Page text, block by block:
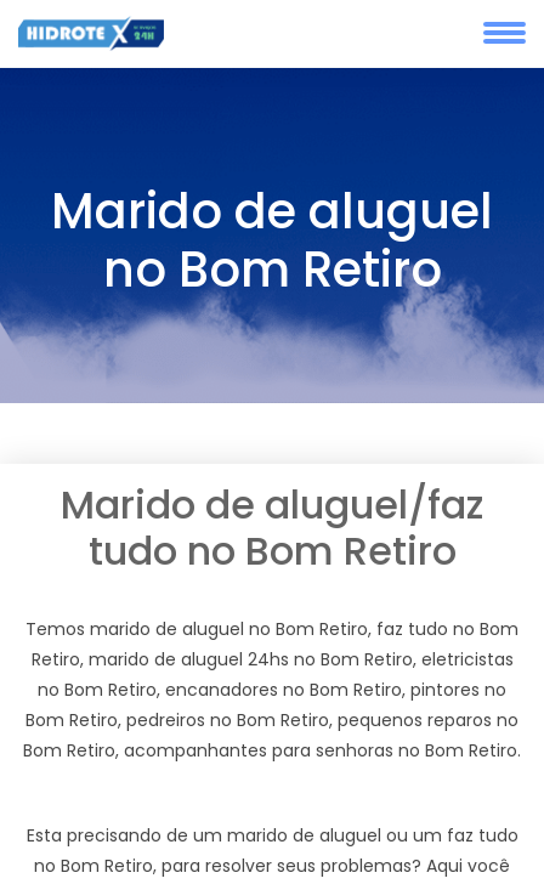
Marido de aluguel
no Bom Retiro
Marido de aluguel/faz
tudo no Bom Retiro
Temos marido de aluguel no Bom Retiro, faz tudo no Bom
Retiro, marido de aluguel 24hs no Bom Retiro, eletricistas
no Bom Retiro, encanadores no Bom Retiro, pintores no
Bom Retiro, pedreiros no Bom Retiro, pequenos reparos no
Bom Retiro, acompanhantes para senhoras no Bom Retiro.
Esta precisando de um marido de aluguel ou um faz tudo
no Bom Retiro, para resolver seus problemas? Aqui você